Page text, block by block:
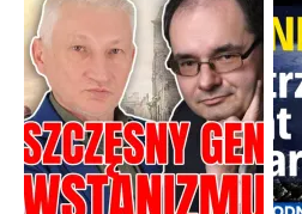
Boskie przestrogi na trudne czasy.
cyfrowego świata
Święte orędzia w cieniu smartfonów.
Popularne